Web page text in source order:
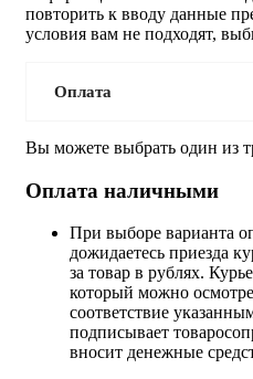
повторить к вводу данные
условия вам не подходят,
Оплата
Вы можете выбрать один из
Оплата наличными
При выборе варианта
дожидаетесь приезда
за товар в рублях.
который можно
соответствие
подписывает
вносит денежные